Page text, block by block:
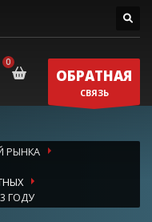
ОБРАТНАЯ
СВЯЗЬ
РЫНКА
ГОДУ